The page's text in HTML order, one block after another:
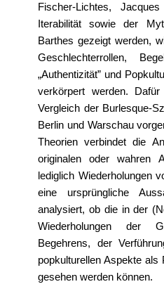
Fischer-Lichtes,
Iterabilität sowie der
Barthes gezeigt werden,
Geschlechterrollen,
„Authentizität” und
verkörpert werden.
Vergleich der Burlesque-
Berlin und Warschau
Theorien verbindet die
originalen oder wahren
lediglich Wiederholungen
eine ursprüngliche
analysiert, ob die in der
Wiederholungen der
Begehrens, der
popkulturellen Aspekte als
gesehen werden können.